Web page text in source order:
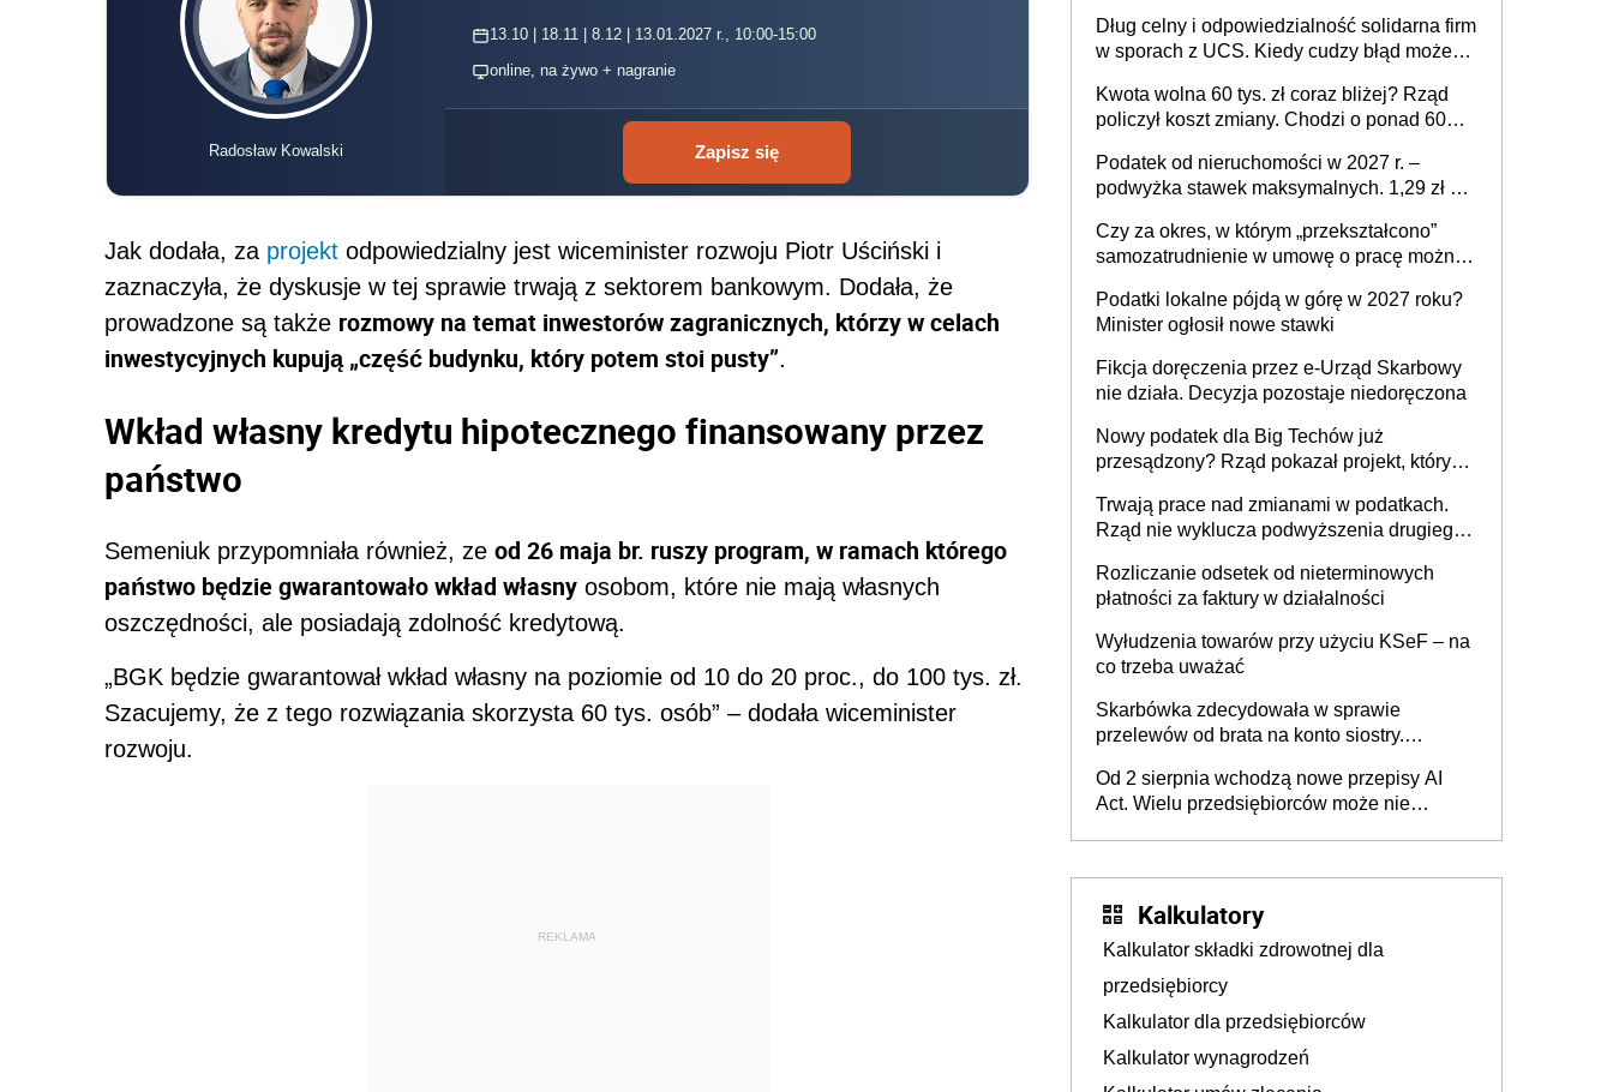
Radosław Kowalski
13.10 | 18.11 | 8.12 | 13.01.2027 r., 10:00-15:00
online, na żywo + nagranie
Zapisz się
Jak dodała, za projekt odpowiedzialny jest wiceminister rozwoju Piotr Uściński i
zaznaczyła, że dyskusje w tej sprawie trwają z sektorem bankowym. Dodała, że
prowadzone są także rozmowy na temat inwestorów zagranicznych, którzy w celach
inwestycyjnych kupują „część budynku, który potem stoi pusty”.
Wkład własny kredytu hipotecznego finansowany przez
państwo
Semeniuk przypomniała również, ze od 26 maja br. ruszy program, w ramach którego
państwo będzie gwarantowało wkład własny osobom, które nie mają własnych
oszczędności, ale posiadają zdolność kredytową.
„BGK będzie gwarantował wkład własny na poziomie od 10 do 20 proc., do 100 tys. zł.
Szacujemy, że z tego rozwiązania skorzysta 60 tys. osób” – dodała wiceminister
rozwoju.
REKLAMA
Dług celny i odpowiedzialność solidarna firm
w sporach z UCS. Kiedy cudzy błąd może
Kwota wolna 60 tys. zł coraz bliżej? Rząd
policzył koszt zmiany. Chodzi o ponad 60
Podatek od nieruchomości w 2027 r. –
podwyżka stawek maksymalnych. 1,29 zł za
budynków i lokali związanych z
prowadzeniem działalności gospodarczej
Czy za okres, w którym „przekształcono”
samozatrudnienie w umowę o pracę można
umowy cywilnoprawnej jedynym
racjonalnym wyjściem
Podatki lokalne pójdą w górę w 2027 roku?
Minister ogłosił nowe stawki
Fikcja doręczenia przez e-Urząd Skarbowy
nie działa. Decyzja pozostaje niedoręczona
Nowy podatek dla Big Techów już
przesądzony? Rząd pokazał projekt, który
Trwają prace nad zmianami w podatkach.
Rząd nie wyklucza podwyższenia drugiego
Rozliczanie odsetek od nieterminowych
płatności za faktury w działalności
Wyłudzenia towarów przy użyciu KSeF – na
co trzeba uważać
Skarbówka zdecydowała w sprawie
przelewów od brata na konto siostry.
darowizna, ale podatku jednak nie będzie
Od 2 sierpnia wchodzą nowe przepisy AI
Act. Wielu przedsiębiorców może nie
Kalkulatory
Kalkulator składki zdrowotnej dla
przedsiębiorcy
Kalkulator dla przedsiębiorców
Kalkulator wynagrodzeń